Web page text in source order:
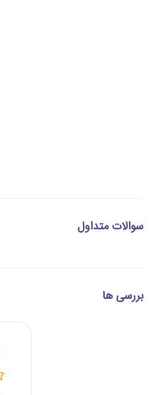
سوالات متداول
بررسی ها